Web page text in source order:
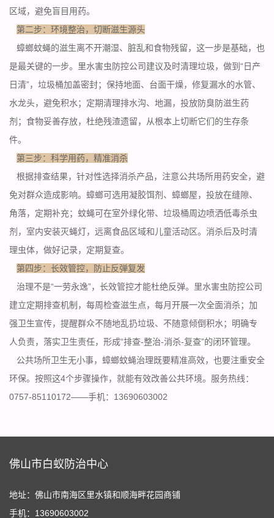
区域，避免盲目用药。
第二步：环境整治，切断滋生源头
蟑螂蚊蝇的滋生离不开潮湿、脏乱和食物残留，这一步是基础，也
是最关键的一步。里水害虫防控公司建议及时清理垃圾，做到“日产
日清”，垃圾桶加盖密封；保持地面、台面干燥，修复漏水的水管、
水龙头，避免积水；定期清理排水沟、地漏，投放防臭防滋生药
剂；食物妥善存放，杜绝残渣遗留，从根本上切断它们的生存条
件。
第三步：科学用药，精准消杀
根据排查结果，针对性选择消杀产品，注意公共场所用药安全，避
免对群众造成影响。蟑螂可选用凝胶饵剂、蟑螂屋，投放在缝隙、
角落，定期补充；蚊蝇可在室外绿化带、垃圾桶周边喷洒低毒杀虫
剂，室内安装灭蝇灯，远离食品区域和儿童活动区。消杀后及时清
理虫体，做好记录，定期复查。
第四步：长效管控，防止反弹复发
治理不是“一劳永逸”，长效管控才能杜绝反弹。里水害虫防控公司
建立定期排查机制，每周检查滋生点，每月开展一次全面消杀；加
强卫生宣传，提醒群众不随地乱扔垃圾、不随意倾倒积水；明确专
人负责，落实卫生责任，形成“排查-整治-消杀-复查”的闭环管理。
公共场所卫生无小事，蟑螂蚊蝇治理既要精准高效，也要注重安全
环保。按照这4个步骤操作，就能有效改善公共环境。服务热线：
0757-85110172——手机：13690603002
佛山市白蚁防治中心
地址：佛山市南海区里水镇和顺海畔花园商铺
手机：13690603002